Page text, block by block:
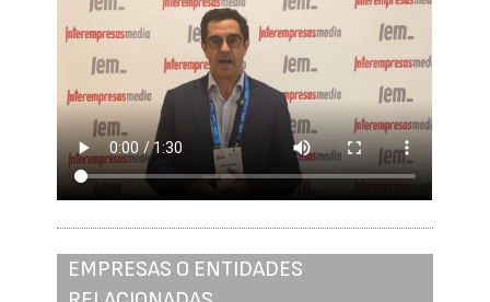
EMPRESAS O ENTIDADES